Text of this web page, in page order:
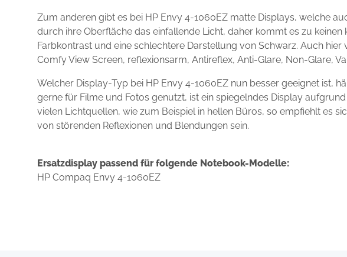
Zum anderen gibt es bei HP Envy 4-1060EZ matte Displays, welche
durch ihre Oberfläche das einfallende Licht, daher kommt es zu
Farbkontrast und eine schlechtere Darstellung von Schwarz. Auch
Comfy View Screen, reflexionsarm, Antireflex, Anti-Glare, Non-Glare,
Welcher Display-Typ bei HP Envy 4-1060EZ nun besser geeignet ist,
gerne für Filme und Fotos genutzt, ist ein spiegelndes Display
vielen Lichtquellen, wie zum Beispiel in hellen Büros, so empfiehlt es
von störenden Reflexionen und Blendungen sein.
Ersatzdisplay passend für folgende Notebook-Modelle:
HP Compaq Envy 4-1060EZ